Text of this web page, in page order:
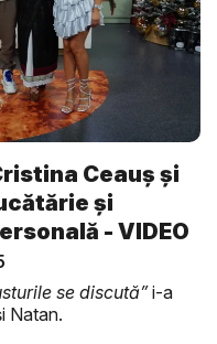
Ceauş şi
și
- VIDEO
se discută”i-a
Natan.